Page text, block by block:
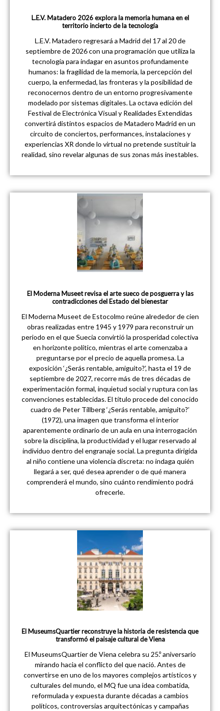
L.E.V. Matadero 2026 explora la memoria humana en el
territorio incierto de la tecnología
L.E.V. Matadero regresará a Madrid del 17 al 20 de
septiembre de 2026 con una programación que utiliza la
tecnología para indagar en asuntos profundamente
humanos: la fragilidad de la memoria, la percepción del
cuerpo, la enfermedad, las fronteras y la posibilidad de
reconocernos dentro de un entorno progresivamente
modelado por sistemas digitales. La octava edición del
Festival de Electrónica Visual y Realidades Extendidas
convertirá distintos espacios de Matadero Madrid en un
circuito de conciertos, performances, instalaciones y
experiencias XR donde lo virtual no pretende sustituir la
realidad, sino revelar algunas de sus zonas más inestables.
El Moderna Museet revisa el arte sueco de posguerra y las
contradicciones del Estado del bienestar
El Moderna Museet de Estocolmo reúne alrededor de cien
obras realizadas entre 1945 y 1979 para reconstruir un
periodo en el que Suecia convirtió la prosperidad colectiva
en horizonte político, mientras el arte comenzaba a
preguntarse por el precio de aquella promesa. La
exposición ‘¿Serás rentable, amiguito?’, hasta el 19 de
septiembre de 2027, recorre más de tres décadas de
experimentación formal, inquietud social y ruptura con las
convenciones establecidas. El título procede del conocido
cuadro de Peter Tillberg ‘¿Serás rentable, amiguito?’
(1972), una imagen que transforma el interior
aparentemente ordinario de un aula en una interrogación
sobre la disciplina, la productividad y el lugar reservado al
individuo dentro del engranaje social. La pregunta dirigida
al niño contiene una violencia discreta: no indaga quién
llegará a ser, qué desea aprender o de qué manera
comprenderá el mundo, sino cuánto rendimiento podrá
ofrecerle.
El MuseumsQuartier reconstruye la historia de resistencia que
transformó el paisaje cultural de Viena
El MuseumsQuartier de Viena celebra su 25.º aniversario
mirando hacia el conflicto del que nació. Antes de
convertirse en uno de los mayores complejos artísticos y
culturales del mundo, el MQ fue una idea combatida,
reformulada y expuesta durante décadas a cambios
políticos, controversias arquitectónicas y campañas